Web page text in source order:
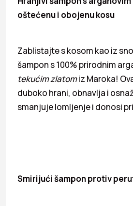
oštećenu i obojenu kosu
Zablistajte s kosom kao iz
šampon s 100% prirodnim
tekućim zlatomiz Maroka!
duboko hrani, obnavlja i
smanjuje lomljenje i donosi
Smirijući šampon protiv